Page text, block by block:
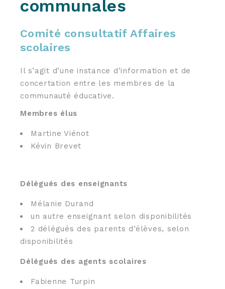
communales
Comité consultatif Affaires
scolaires
Il s’agit d’une instance d’information et de
concertation entre les membres de la
communauté éducative.
Membres élus
Martine Viénot
Kévin Brevet
Délégués des enseignants
Mélanie Durand
un autre enseignant selon disponibilités
2 délégués des parents d’élèves, selon
disponibilités
Délégués des agents scolaires
Fabienne Turpin